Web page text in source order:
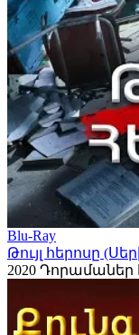
Blu-Ray
Թույլ հերոսը
2020 Դորամաներ